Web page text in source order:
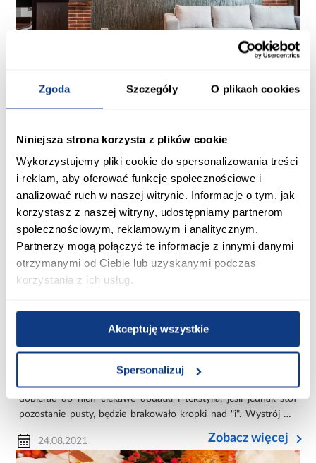
Zgoda Szczegóły O plikach cookies
Niniejsza strona korzysta z plików cookie
Wykorzystujemy pliki cookie do spersonalizowania treści
i reklam, aby oferować funkcje społecznościowe i
analizować ruch w naszej witrynie. Informacje o tym, jak
korzystasz z naszej witryny, udostępniamy partnerom
społecznościowym, reklamowym i analitycznym.
Partnerzy mogą połączyć te informacje z innymi danymi
otrzymanymi od Ciebie lub uzyskanymi podczas
korzystania z ich usług.
Akceptuję wszystkie
Spersonalizuj
Jak odświeżyć salon przy pomocy dodatków?
Salon to miejsce w Twoim domu, które powinno być wyjątkowe
i nieustannie zachwycać gości. Osiągniesz to za pomocą bardzo
ale istnieją sposoby, by Twój salon wciąż prezentował się
28.12.2021
Zobacz więcej
Jak udekorować stół? Zainspiruj się!
Czy wiesz, że pięknie udekorowany stół to 1/3 sukcesu przy
dobierać do nich ciekawe dodatki i tekstylia, jeśli jednak stół
pozostanie pusty, będzie brakowało kropki nad "i". Wystrój nie
24.08.2021
Zobacz więcej